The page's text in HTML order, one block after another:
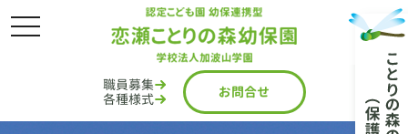
職員募集
各種様式
お問合せ
toggle
navigation